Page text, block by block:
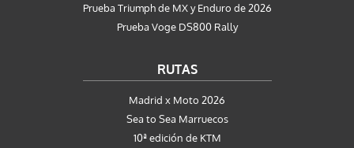
Prueba Triumph de MX y Enduro de 2026
Prueba Voge DS800 Rally
RUTAS
Madrid x Moto 2026
Sea to Sea Marruecos
10ª edición de KTM